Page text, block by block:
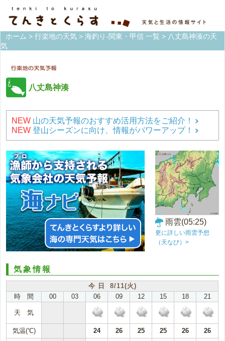
ホーム > 行楽地の天気 > 海釣り-関東・甲信 一覧 > 八丈島神湊の天
気
八丈島神湊
NEW 山の天気予報のおすすめ活用方法をご紹介！
NEW 登山シーズンに向け、情報がパワーアップ！
雨雲(05:25)
更に詳しい雨雲予想
（天なび）>
気象情報
今 日 8/11(火)
時 間
00 03 06 09 12 15 18 21
天 気
気温(℃) 24 26 25 25 26
26